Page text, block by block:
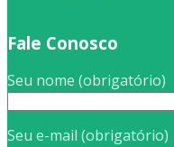
Fale Conosco
Seu nome (obrigatório)
Seu e-mail (obrigatório)